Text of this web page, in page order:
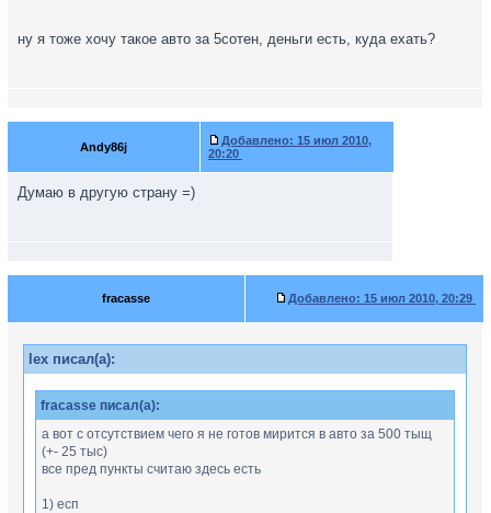
ну я тоже хочу такое авто за 5сотен, деньги есть, куда ехать?
Andy86j Добавлено: 15 июл 2010,
20:20
Думаю в другую страну =)
fracasse Добавлено: 15 июл 2010, 20:29
lex писал(а):
fracasse писал(а):
а вот с отсутствием чего я не готов мирится в авто за 500 тыщ
(+- 25 тыс)
все пред пункты считаю здесь есть
1) есп